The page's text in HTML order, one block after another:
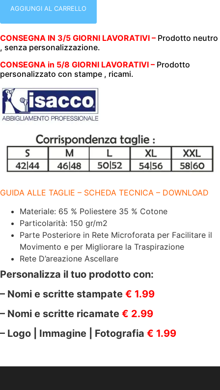
PRETORIA
EXTRA
|
BIANCO
CON
RETE
POSTERIORE
MICROFORATA
150
GR/M2
|
AGGIUNGI AL CARRELLO
CONSEGNA IN 3/5 GIORNI LAVORATIVI – Prodotto neutro
, senza personalizzazione.
CONSEGNA in 5/8 GIORNI LAVORATIVI – Prodotto
personalizzato con stampe , ricami.
GUIDA ALLE TAGLIE – SCHEDA TECNICA – DOWNLOAD
Materiale: 65 % Poliestere 35 % Cotone
Particolarità: 150 gr/m2
Parte Posteriore in Rete Microforata per Facilitare il
Movimento e per Migliorare la Traspirazione
Rete D’areazione Ascellare
Personalizza il tuo prodotto con:
– Nomi e scritte stampate € 1.99
– Nomi e scritte ricamate € 2.99
– Logo | Immagine | Fotografia € 1.99